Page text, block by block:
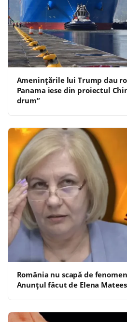
Amenințările lui Trump dau
Panama iese din proiectul
drum”
România nu scapă de
Anunțul făcut de Elena